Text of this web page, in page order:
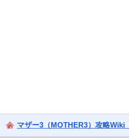
マザー3（MOTHER3）攻略Wiki